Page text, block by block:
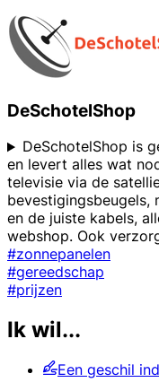
DeSchotelShop
DeSchotelShop is
en levert alles wat
televisie via de
bevestigingsbeugels,
en de juiste kabels,
webshop. Ook
#zonnepanelen
#gereedschap
#prijzen
Ik wil...
Een geschil